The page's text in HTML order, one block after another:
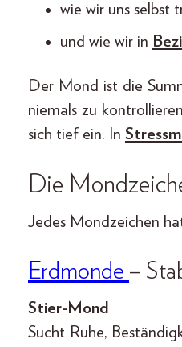
wie wir uns selbst
und wie wir in
Der Mond ist die
niemals zu
sich tief ein. In
Die
Jedes Mondzeichen
Erdmonde –
Stier-Mond
Sucht Ruhe,